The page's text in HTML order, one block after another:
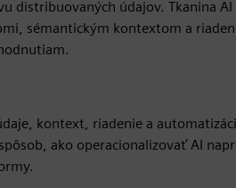
distribuovaných údajov. Tkanina
sémantickým kontextom a
kontext, riadenie a
ako operacionalizovať AI